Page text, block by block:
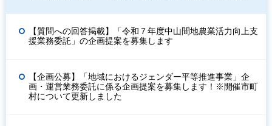
【質問への回答掲載】「令和７年度中山間地農業活力向上支
援業務委託」の企画提案を募集します
【企画公募】「地域におけるジェンダー平等推進事業」企
画・運営業務委託に係る企画提案を募集します！※開催市町
村について更新しました